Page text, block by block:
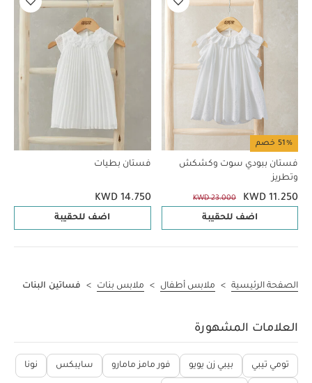
51% خصم
فستان ببودي سوت وكشكش
وتطريز
KWD 11.250
KWD 23.000
اضف للحقيبة
فستان بطيات
KWD 14.750
اضف للحقيبة
الصفحة الرئيسية > ملابس أطفال > ملابس بنات > فساتين البنات
العلامات المشهورة
تومي تيبي بيبي زن يويو فور مامز مامارو سايبكس نونا